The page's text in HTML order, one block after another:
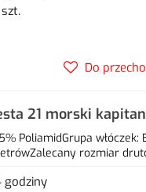
Do
21 morski
PoliamidGrupa
rozmiar
godziny